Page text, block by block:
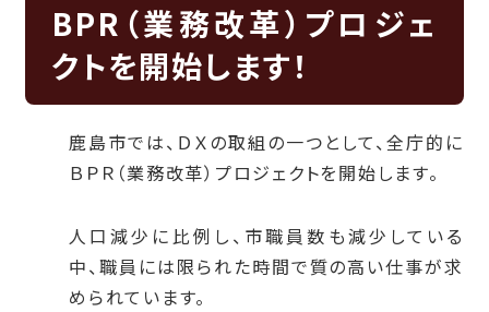
BPR（業務改革）プロジェ
クトを開始します！
鹿島市では、ＤＸの取組の一つとして、全庁的に
ＢＰＲ（業務改革）プロジェクトを開始します。
人口減少に比例し、市職員数も減少している
中、職員には限られた時間で質の高い仕事が求
められています。